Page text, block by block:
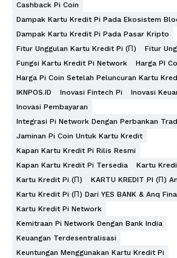
Cashback Pi Coin
Dampak Kartu Kredit Pi Pada Ekosistem
Dampak Kartu Kredit Pi Pada Pasar Kripto
Fitur Unggulan Kartu Kredit Pi (π)
Fitur
Fungsi Kartu Kredit Pi Network
Harga PI
Harga Pi Coin Setelah Peluncuran Kartu
IKNPOS.ID
Inovasi Fintech Pi
Inovasi
Inovasi Pembayaran
Integrasi Pi Network Dengan Perbankan
Jaminan Pi Coin Untuk Kartu Kredit
Kapan Kartu Kredit Pi Rilis Resmi
Kapan Kartu Kredit Pi Tersedia
Kartu
Kartu Kredit Pi (π)
KARTU KREDIT PI (π)
Kartu Kredit Pi (π) Dari YES BANK & Anq
Kartu Kredit Pi Network
Kemitraan Pi Network Dengan Bank India
Keuangan Terdesentralisasi
Keuntungan Menggunakan Kartu Kredit Pi